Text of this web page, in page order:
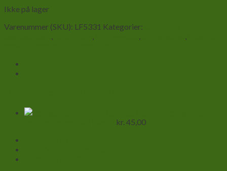
Ikke på lager
Varenummer (SKU): LF5331 Kategorier:
, , , ,
kr. 45,00